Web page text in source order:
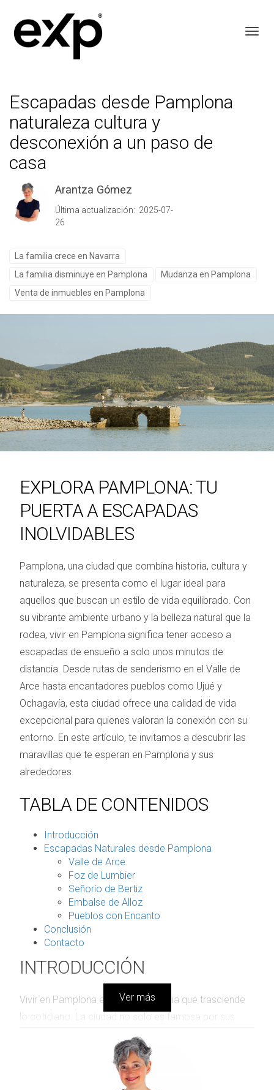
Escapadas desde Pamplona
naturaleza cultura y
desconexión a un paso de
casa
Arantza Gómez
Última actualización: 2025-07-
26
La familia crece en Navarra
La familia disminuye en Pamplona
Mudanza en Pamplona
Venta de inmuebles en Pamplona
EXPLORA PAMPLONA: TU
PUERTA A ESCAPADAS
INOLVIDABLES
Pamplona, una ciudad que combina historia, cultura y
naturaleza, se presenta como el lugar ideal para
aquellos que buscan un estilo de vida equilibrado. Con
su vibrante ambiente urbano y la belleza natural que la
rodea, vivir en Pamplona significa tener acceso a
escapadas de ensueño a solo unos minutos de
distancia. Desde rutas de senderismo en el Valle de
Arce hasta encantadores pueblos como Ujué y
Ochagavía, esta ciudad ofrece una calidad de vida
excepcional para quienes valoran la conexión con su
entorno. En este artículo, te invitamos a descubrir las
maravillas que te esperan en Pamplona y sus
alrededores.
TABLA DE CONTENIDOS
Introducción
Escapadas Naturales desde Pamplona
Valle de Arce
Foz de Lumbier
Señorío de Bertiz
Embalse de Alloz
Pueblos con Encanto
Conclusión
Contacto
INTRODUCCIÓN
Vivir en Pamplona es una experiencia que trasciende
lo cotidiano. La ciudad no solo es famosa por sus
festividades y su rica historia, sino también por su
privilegiada ubicación que permite disfrutar de la
naturaleza en su máxima expresión. Imagina salir de tu
hogar y, en cuestión de minutos, encontrarte rodeado
Ver más